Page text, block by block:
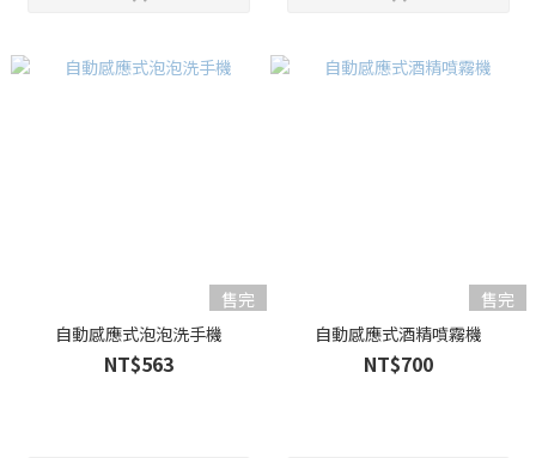
售完
自動感應式泡泡洗手機
NT$563
售完
自動感應式酒精噴霧機
NT$700